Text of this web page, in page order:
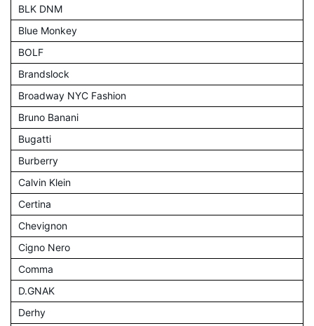
BLK DNM
Blue Monkey
BOLF
Brandslock
Broadway NYC Fashion
Bruno Banani
Bugatti
Burberry
Calvin Klein
Certina
Chevignon
Cigno Nero
Comma
D.GNAK
Derhy